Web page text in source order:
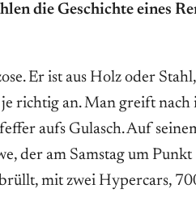
die Geschichte eines
Er ist aus Holz oder
richtig an. Man greift
aufs Gulasch. Auf
der am Samstag um
mit zwei Hypercars,